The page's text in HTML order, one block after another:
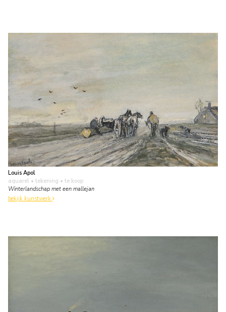
Louis Apol
aquarel • tekening • te koop
Winterlandschap met een mallejan
bekijk kunstwerk